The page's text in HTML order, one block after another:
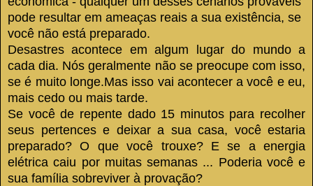
pode resultar em ameaças reais a sua existência, se
você não está preparado.
Desastres acontece em algum lugar do mundo a
cada dia. Nós geralmente não se preocupe com isso,
se é muito longe.Mas isso vai acontecer a você e eu,
mais cedo ou mais tarde.
Se você de repente dado 15 minutos para recolher
seus pertences e deixar a sua casa, você estaria
preparado? O que você trouxe?
E se a energia
elétrica caiu por muitas semanas ... Poderia você e
sua família sobreviver à provação?